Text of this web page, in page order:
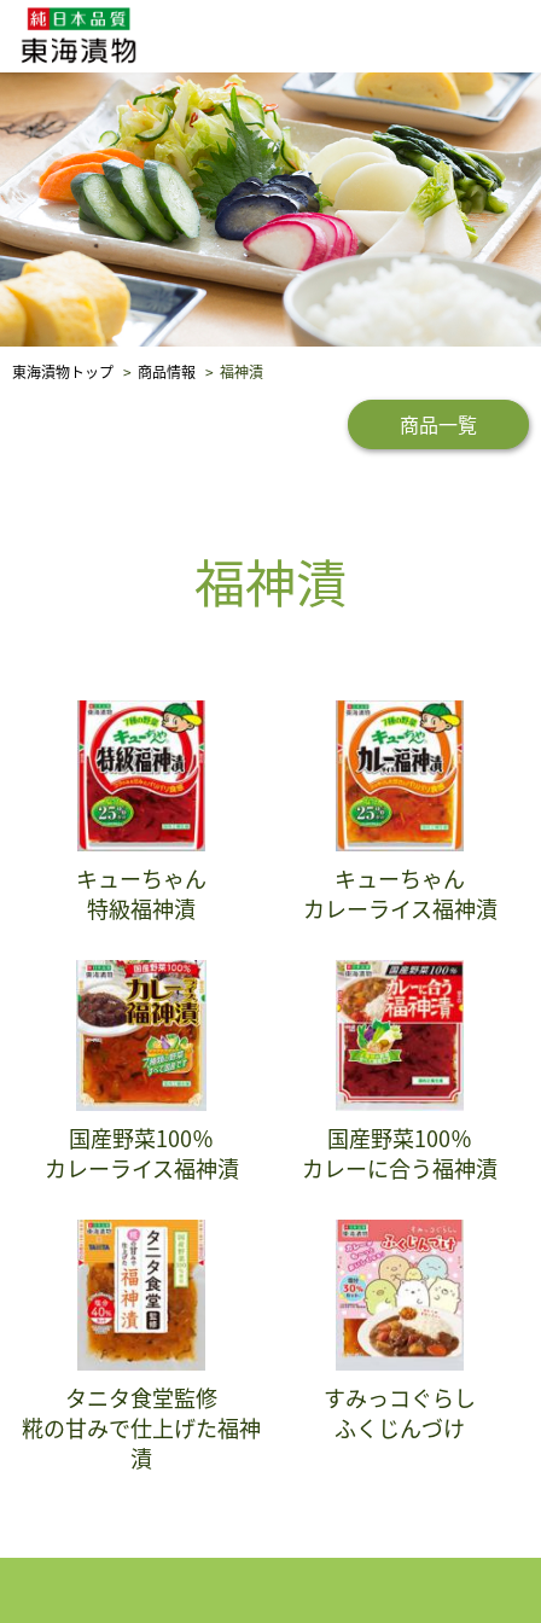
企業・採用情報 社会貢献 品質保証
東海漬物トップ 商品情報 福神漬
商品一覧
福神漬
キューちゃん
特級福神漬
キューちゃん
カレーライス福神漬
国産野菜100％
カレーライス福神漬
国産野菜100％
カレーに合う福神漬
タニタ食堂監修
糀の甘みで仕上げた福神
漬
すみっコぐらし
ふくじんづけ